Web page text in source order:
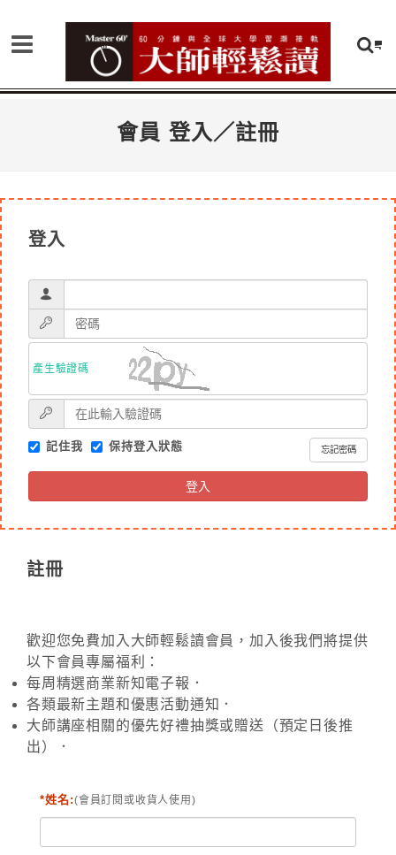
會員 登入／註冊
登入
產生驗證碼
記住我 保持登入狀態 忘記密碼
登入
註冊
歡迎您免費加入大師輕鬆讀會員，加入後我們將提供
以下會員專屬福利：
每周精選商業新知電子報．
各類最新主題和優惠活動通知．
大師講座相關的優先好禮抽獎或贈送（預定日後推
出）．
*姓名:(會員訂閱或收貨人使用)